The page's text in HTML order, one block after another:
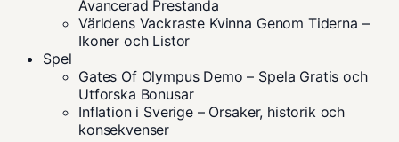
Avancerad Prestanda
Världens Vackraste Kvinna Genom Tiderna –
Ikoner och Listor
Spel
Gates Of Olympus Demo – Spela Gratis och
Utforska Bonusar
Inflation i Sverige – Orsaker, historik och
konsekvenser